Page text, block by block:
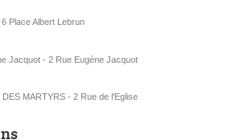
Place Albert Lebrun
Jacquot - 2 Rue Eugène Jacquot
MARTYRS - 2 Rue de l'Eglise